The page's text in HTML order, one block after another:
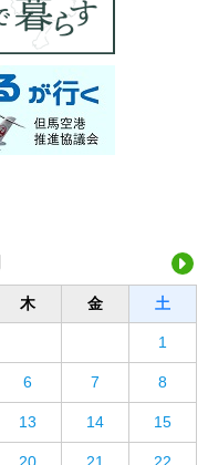
木 金 土
1
6 7 8
13 14 15
20 21 22